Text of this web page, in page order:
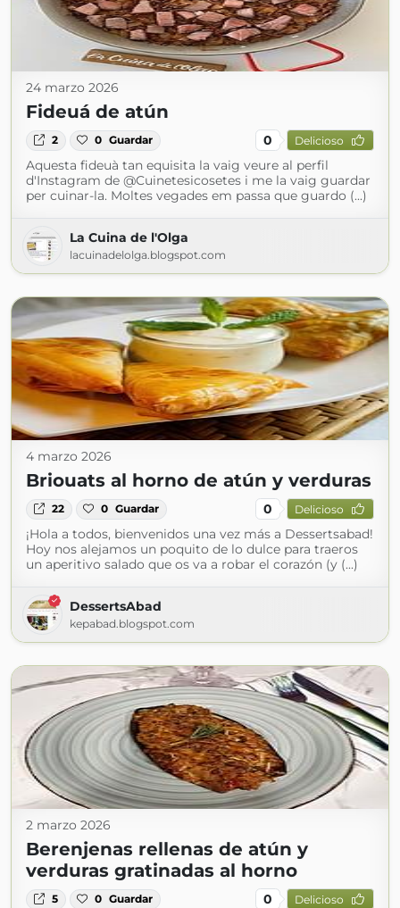
24 marzo 2026
Fideuá de atún
2 0 Guardar 0 Delicioso
Aquesta fideuà tan equisita la vaig veure al perfil
d'Instagram de @Cuinetesicosetes i me la vaig guardar
per cuinar-la. Moltes vegades em passa que guardo (...)
La Cuina de l'Olga
lacuinadelolga.blogspot.com
4 marzo 2026
Briouats al horno de atún y verduras
22 0 Guardar 0 Delicioso
¡Hola a todos, bienvenidos una vez más a Dessertsabad!
Hoy nos alejamos un poquito de lo dulce para traeros
un aperitivo salado que os va a robar el corazón (y (...)
DessertsAbad
kepabad.blogspot.com
2 marzo 2026
Berenjenas rellenas de atún y
verduras gratinadas al horno
5 0 Guardar 0 Delicioso